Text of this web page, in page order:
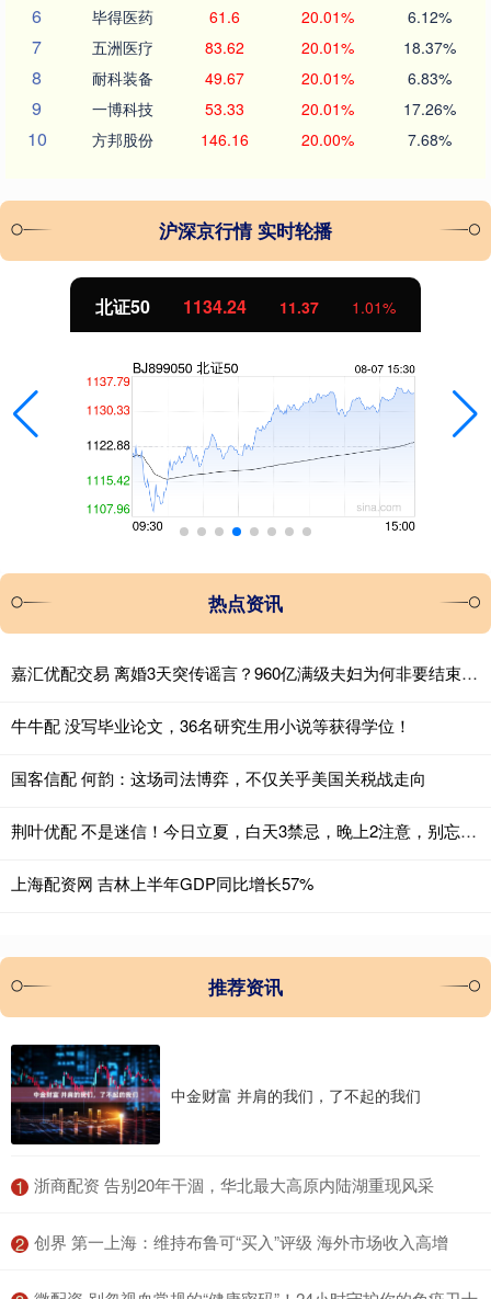
6 毕得医药 61.6 20.01% 6.12%
7 五洲医疗 83.62 20.01% 18.37%
8 耐科装备 49.67 20.01% 6.83%
9 一博科技 53.33 20.01% 17.26%
10 方邦股份 146.16 20.00% 7.68%
沪深京行情 实时轮播
北证50 1134.24 11.37 1.01%
热点资讯
嘉汇优配交易 离婚3天突传谣言？960亿满级夫妇为何非要结束神仙婚姻？
牛牛配 没写毕业论文，36名研究生用小说等获得学位！
国客信配 何韵：这场司法博弈，不仅关乎美国关税战走向
荆叶优配 不是迷信！今日立夏，白天3禁忌，晚上2注意，别忘告诉家人
上海配资网 吉林上半年GDP同比增长57%
推荐资讯
中金财富 并肩的我们，了不起的我们
1 ​浙商配资 告别20年干涸，华北最大高原内陆湖重现风采
2 ​创界 第一上海：维持布鲁可“买入”评级 海外市场收入高增